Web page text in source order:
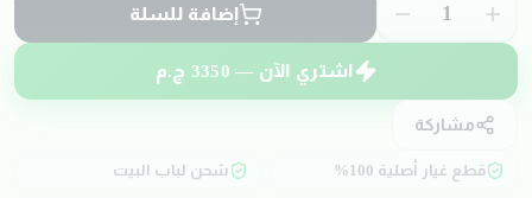
1 إضافة للسلة
اشتري الآن — 3350 ج.م
مشاركة
قطع غيار أصلية 100% شحن لباب البيت